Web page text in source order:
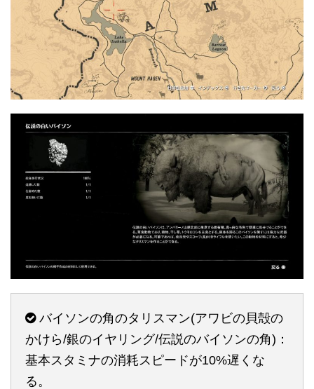
バイソンの角のタリスマン(アワビの貝殻の
かけら/銀のイヤリング/伝説のバイソンの角)：
基本スタミナの消耗スピードが10%遅くな
る。